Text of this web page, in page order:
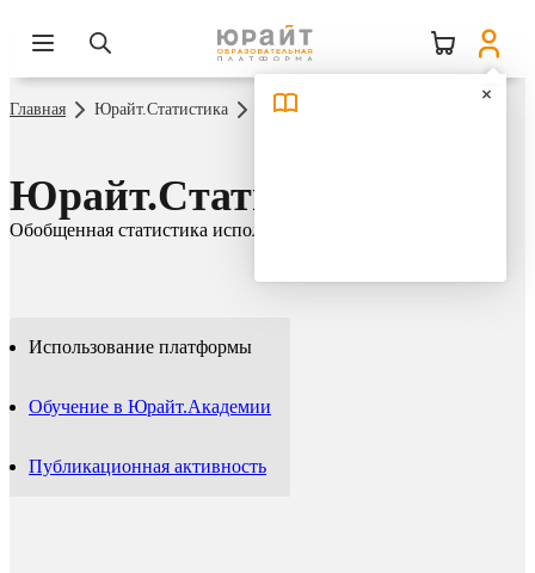
Главная Юрайт.Статистика Использование платформы
Юрайт.Статистика
Обобщенная статистика использования платформы Юрайт
Использование платформы
Обучение в Юрайт.Академии
Публикационная активность